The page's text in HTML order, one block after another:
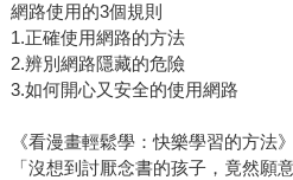
網路使用的3個規則
1.正確使用網路的方法
2.辨別網路隱藏的危險
3.如何開心又安全的使用網路
《看漫畫輕鬆學：快樂學習的方法》
「沒想到討厭念書的孩子，竟然願